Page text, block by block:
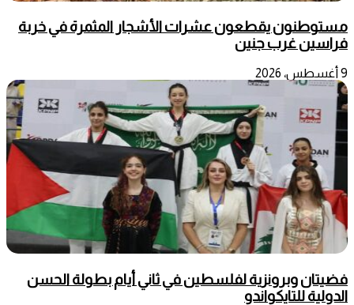
مستوطنون يقطعون عشرات الأشجار المثمرة في خربة
فراسين غرب جنين
9 أغسطس، 2026
فضيتان وبرونزية لفلسطين في ثاني أيام بطولة الحسن
الدولية للتايكواندو